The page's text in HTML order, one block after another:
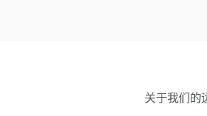
关于我们的